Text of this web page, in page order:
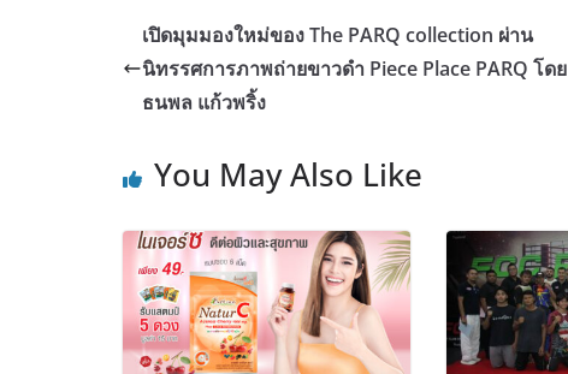
เปิดมุมมองใหม่ของ The PARQ collection ผ่าน
นิทรรศการภาพถ่ายขาวดำ Piece Place PARQ โดย
ธนพล แก้วพริ้ง
You May Also Like